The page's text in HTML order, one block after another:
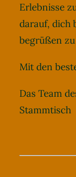
Erlebnisse
darauf, dich
begrüßen
Mit den
Das Team
Stammtisch